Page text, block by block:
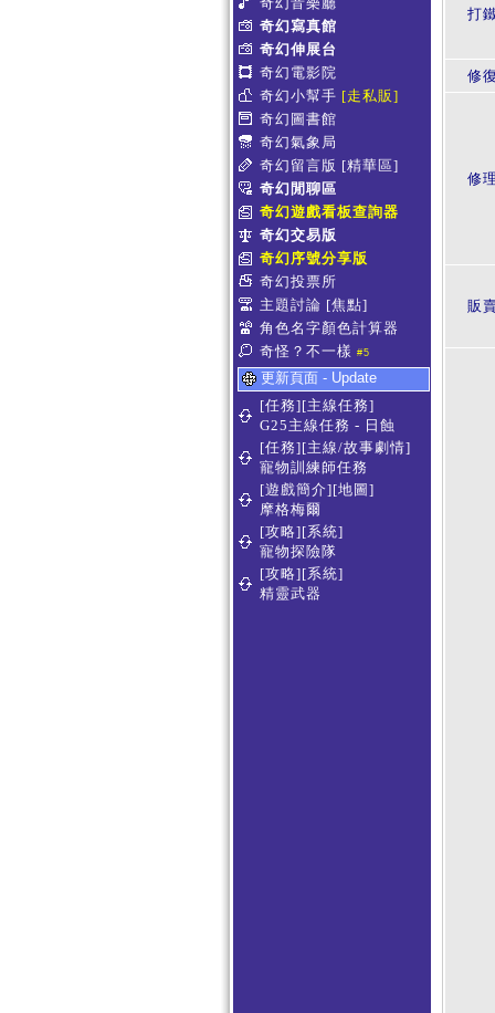
奇幻寫真館
奇幻伸展台
奇幻電影院
奇幻小幫手 [走私販]
奇幻圖書館
奇幻氣象局
奇幻留言版 [精華區]
奇幻閒聊區
奇幻遊戲看板查詢器
奇幻交易版
奇幻序號分享版
奇幻投票所
主題討論 [焦點]
角色名字顏色計算器
奇怪？不一樣 #5
更新頁面 - Update
[任務][主線任務]
G25主線任務 - 日蝕
[任務][主線/故事劇情]
寵物訓練師任務
[遊戲簡介][地圖]
摩格梅爾
[攻略][系統]
寵物探險隊
[攻略][系統]
精靈武器
打
修
修
販